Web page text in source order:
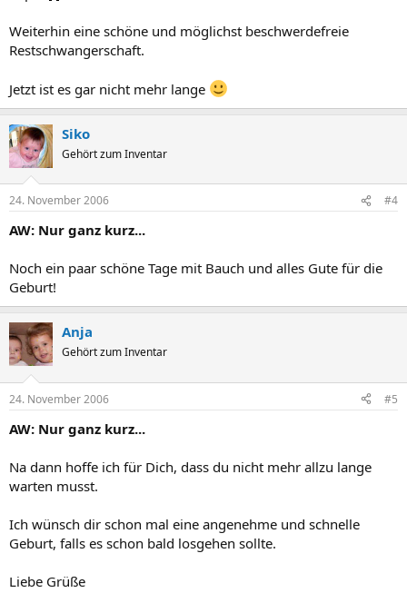
Weiterhin eine schöne und möglichst beschwerdefreie
Restschwangerschaft.
Jetzt ist es gar nicht mehr lange
Siko
Gehört zum Inventar
24. November 2006 #4
AW: Nur ganz kurz...
Noch ein paar schöne Tage mit Bauch und alles Gute für die
Geburt!
Anja
Gehört zum Inventar
24. November 2006 #5
AW: Nur ganz kurz...
Na dann hoffe ich für Dich, dass du nicht mehr allzu lange
warten musst.
Ich wünsch dir schon mal eine angenehme und schnelle
Geburt, falls es schon bald losgehen sollte.
Liebe Grüße